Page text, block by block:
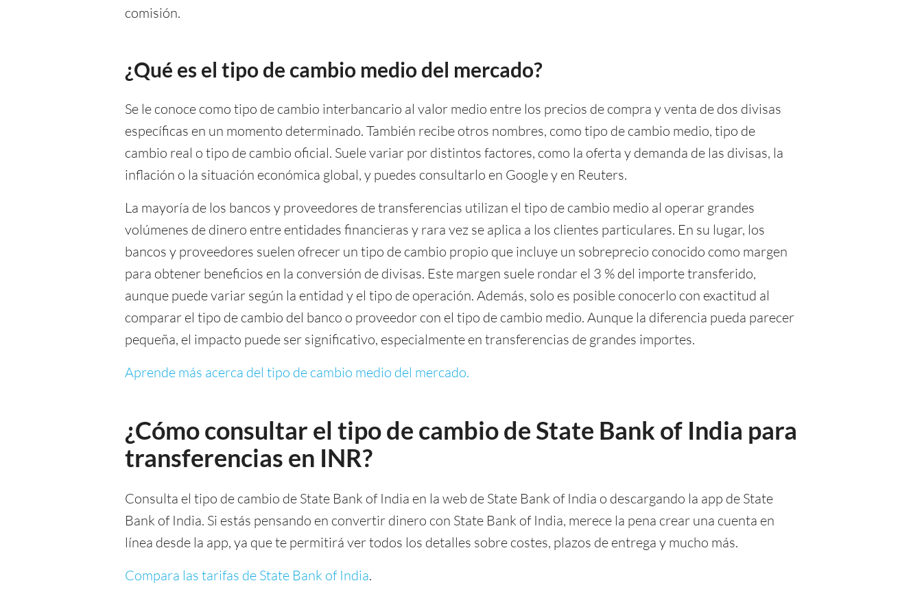
comisión.
¿Qué es el tipo de cambio medio del mercado?
Se le conoce como tipo de cambio interbancario al valor medio entre los precios de compra y venta de dos divisas
específicas en un momento determinado. También recibe otros nombres, como tipo de cambio medio, tipo de
cambio real o tipo de cambio oficial. Suele variar por distintos factores, como la oferta y demanda de las divisas, la
inflación o la situación económica global, y puedes consultarlo en Google y en Reuters.
La mayoría de los bancos y proveedores de transferencias utilizan el tipo de cambio medio al operar grandes
volúmenes de dinero entre entidades financieras y rara vez se aplica a los clientes particulares. En su lugar, los
bancos y proveedores suelen ofrecer un tipo de cambio propio que incluye un sobreprecio conocido como margen
para obtener beneficios en la conversión de divisas. Este margen suele rondar el 3 % del importe transferido,
aunque puede variar según la entidad y el tipo de operación. Además, solo es posible conocerlo con exactitud al
comparar el tipo de cambio del banco o proveedor con el tipo de cambio medio. Aunque la diferencia pueda parecer
pequeña, el impacto puede ser significativo, especialmente en transferencias de grandes importes.
Aprende más acerca del tipo de cambio medio del mercado.
¿Cómo consultar el tipo de cambio de State Bank of India para
transferencias en INR?
Consulta el tipo de cambio de State Bank of India en la web de State Bank of India o descargando la app de State
Bank of India. Si estás pensando en convertir dinero con State Bank of India, merece la pena crear una cuenta en
línea desde la app, ya que te permitirá ver todos los detalles sobre costes, plazos de entrega y mucho más.
Compara las tarifas de State Bank of India.